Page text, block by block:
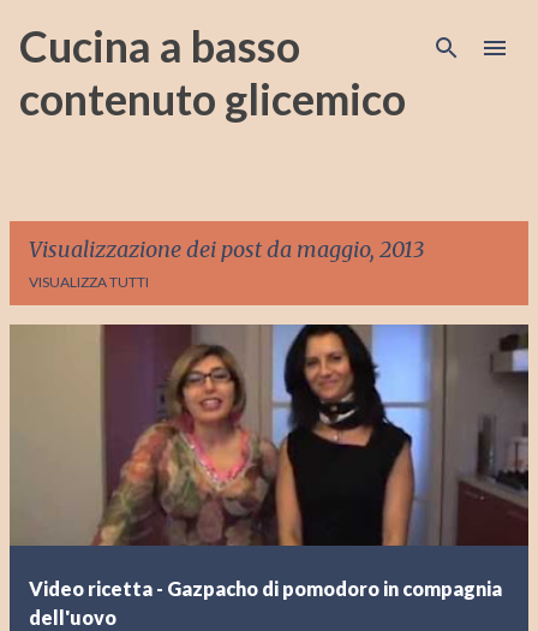
Passa ai contenuti principali
Cucina a basso
contenuto glicemico
Visualizzazione dei post da maggio, 2013
VISUALIZZA TUTTI
Video ricetta - Gazpacho di pomodoro in compagnia
dell'uovo